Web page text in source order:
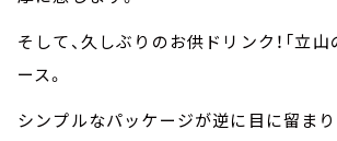
そして、久しぶりのお供ドリンク！「立山
ース。
シンプルなパッケージが逆に目に留まり